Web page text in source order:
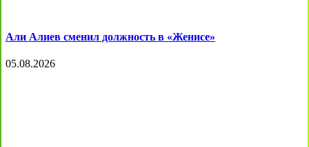
Али Алиев сменил должность в «Женисе»
05.08.2026